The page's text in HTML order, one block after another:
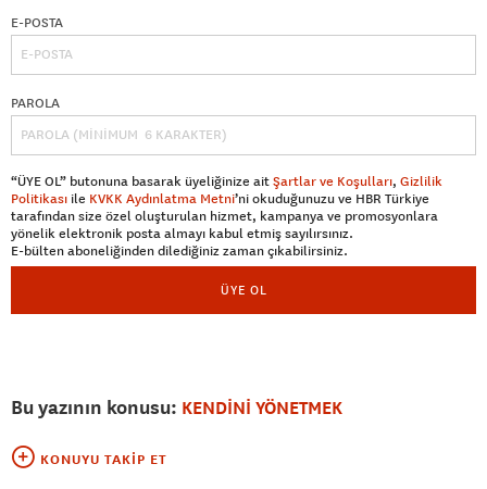
E-POSTA
PAROLA
“ÜYE OL” butonuna basarak üyeliğinize aitŞartlar ve Koşulları, Gizlilik
Politikası ile KVKK Aydınlatma Metni’ni okuduğunuzu ve HBR Türkiye
tarafından size özel oluşturulan hizmet, kampanya ve promosyonlara
yönelik elektronik posta almayı kabul etmiş sayılırsınız.
E-bülten aboneliğinden dilediğiniz zaman çıkabilirsiniz.
ÜYE OL
Bu yazının konusu: KENDİNİ YÖNETMEK
KONUYU TAKIP ET